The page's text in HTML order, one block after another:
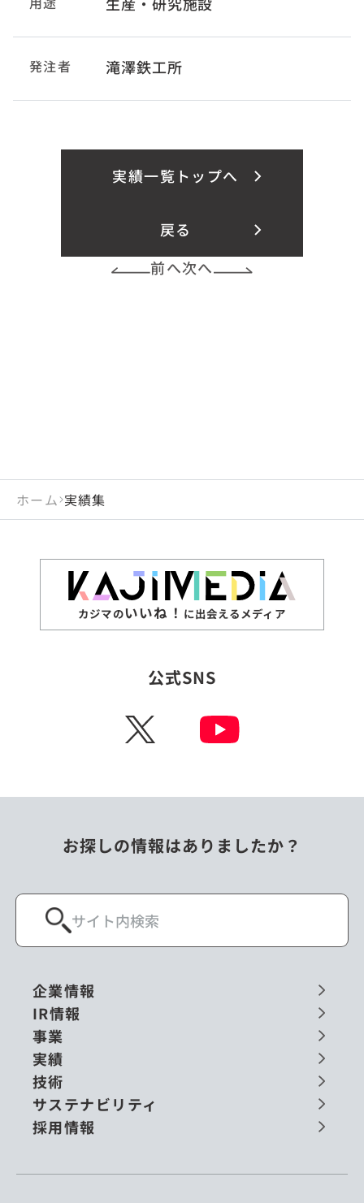
発注者 滝澤鉄工所
実績一覧トップへ
戻る
前へ次へ
ホーム 実績集
カジマのいいね！ に出会えるメディア
公式SNS
X
お探しの情報はありましたか？
企業情報
IR情報
事業
実績
技術
サステナビリティ
採用情報